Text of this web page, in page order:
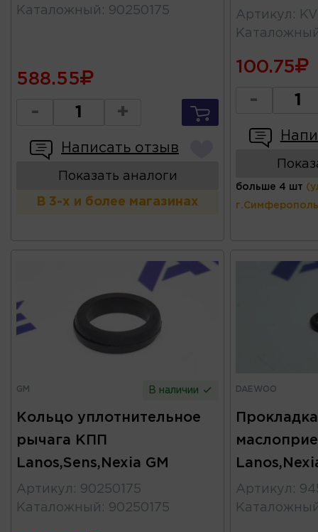
Каталожный : 90250175
588.55
- +
Написать отзыв
Показать аналоги
В 3-х и более магазинах
Артикул :
100.75
-
больше 4 шт
GM В наличии
Кольцо уплотнительное
рычага КПП
Lanos,Sens,Nexia GM
Артикул : 90250175
Каталожный : 90250175
DAEWOO
Артикул :